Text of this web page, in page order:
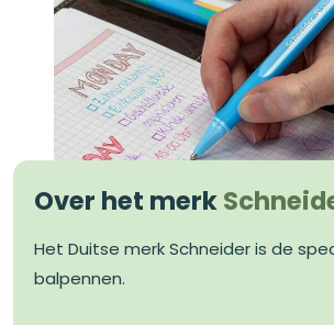
Over het merk
Het Duitse merk Schneider is de
balpennen.